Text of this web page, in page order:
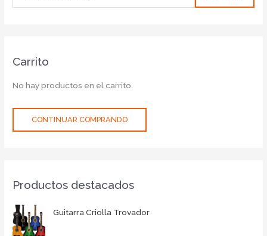
Carrito
No hay productos en el carrito.
CONTINUAR COMPRANDO
Productos destacados
Guitarra Criolla Trovador